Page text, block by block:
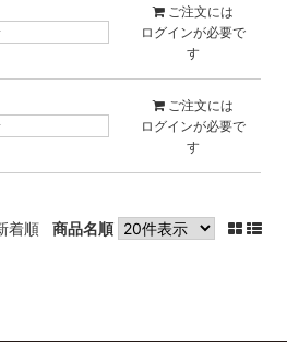
ご注文には
ログインが必要で
す
ご注文には
ログインが必要で
す
着順 商品名順